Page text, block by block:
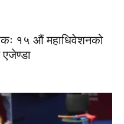
१५ औं महाधिवेशनको
एजेण्डा